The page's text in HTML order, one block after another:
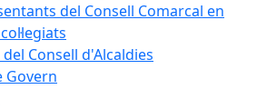
del Consell Comarcal en
Consell d'Alcaldies
Govern